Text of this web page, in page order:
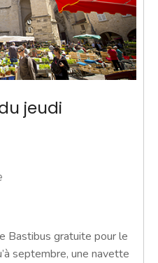
jeudi
Bastibus gratuite pour le
septembre, une navette